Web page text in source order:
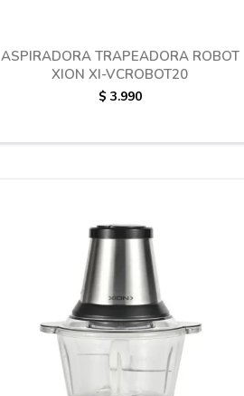
ASPIRADORA TRAPEADORA ROBOT
XION XI-VCROBOT20
$ 3.990